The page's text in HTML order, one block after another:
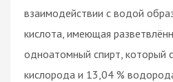
взаимодействии с водой
кислота, имеющая
одноатомный спирт, который
кислорода и 13,04 %